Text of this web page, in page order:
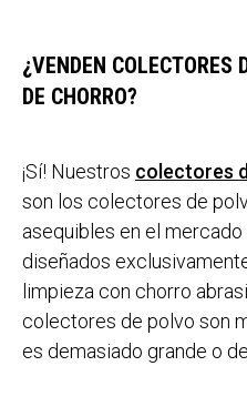
¿VENDEN COLECTORES
DE CHORRO?
¡Sí! Nuestros colectores
son los colectores de
asequibles en el mercado
diseñados
limpieza con chorro
colectores de polvo son
es demasiado grande o